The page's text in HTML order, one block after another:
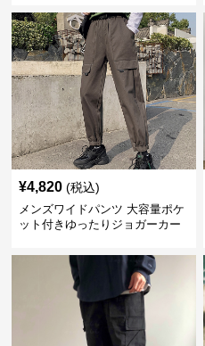
¥4,820 (税込)
メンズワイドパンツ 大容量ポケ
ット付きゆったりジョガーカー